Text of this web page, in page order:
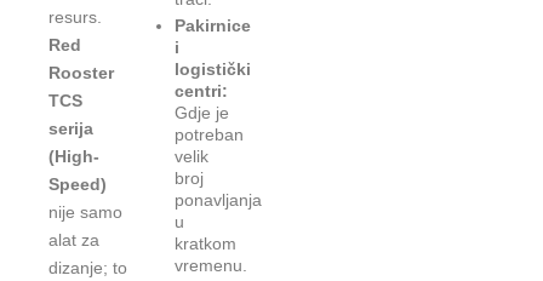
resurs.
Red
Rooster
TCS
serija
(High-
Speed)
nije samo
alat za
dizanje; to
Pakirnice
i
logistički
centri:
Gdje je
potreban
velik
broj
ponavljanja
u
kratkom
vremenu.